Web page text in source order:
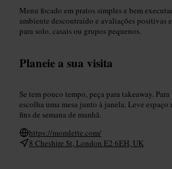
Menu focado em pratos simples e bem
ambiente descontraído e avaliações positivas
para solo, casais ou grupos pequenos.
Planeie a sua visita
Se tem pouco tempo, peça para takeaway.
escolha uma mesa junto à janela. Leve espaço
fins de semana de manhã.
https://momlette.com/
8 Cheshire St, London E2 6EH, UK